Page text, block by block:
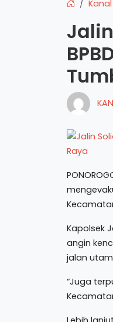
Kapolsek
angin
jalan
“Juga